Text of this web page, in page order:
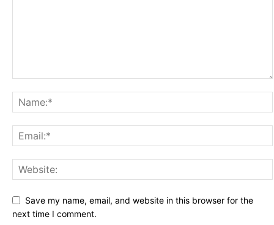
Save my name, email, and website in this browser for the
next time I comment.